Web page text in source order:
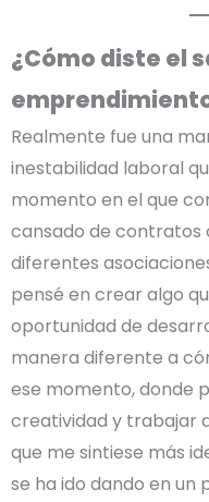
¿Cómo diste el
Realmente fue una
inestabilidad laboral
momento en el que
cansado de contratos
diferentes
pensé en crear algo
oportunidad de
manera diferente a
ese momento, donde
creatividad y trabajar
que me sintiese más
se ha ido dando en